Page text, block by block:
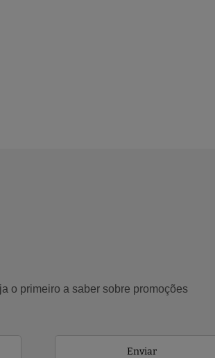
o primeiro a saber sobre promoções
Enviar